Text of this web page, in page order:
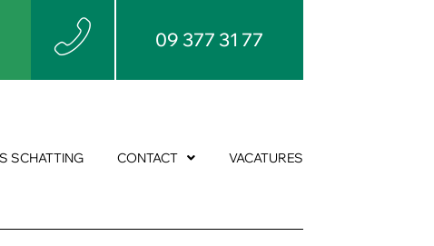
09 377 31 77
SCHATTING CONTACT VACATURES